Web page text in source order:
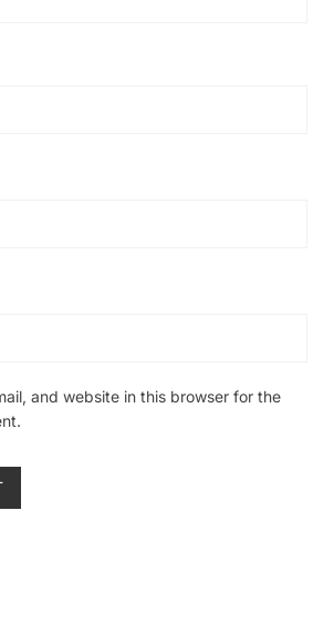
and website in this browser for the